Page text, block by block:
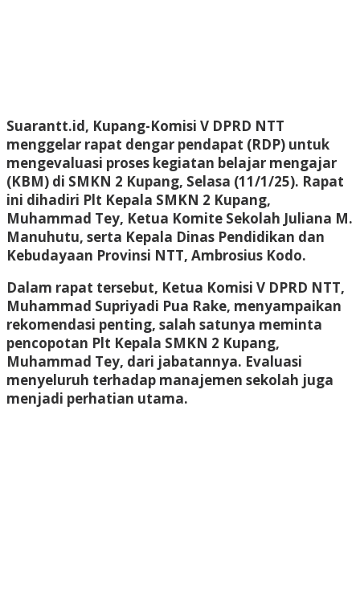
Suarantt.id, Kupang-Komisi V DPRD NTT
menggelar rapat dengar pendapat (RDP) untuk
mengevaluasi proses kegiatan belajar mengajar
(KBM) di SMKN 2 Kupang, Selasa (11/1/25). Rapat
ini dihadiri Plt Kepala SMKN 2 Kupang,
Muhammad Tey, Ketua Komite Sekolah Juliana M.
Manuhutu, serta Kepala Dinas Pendidikan dan
Kebudayaan Provinsi NTT, Ambrosius Kodo.
Dalam rapat tersebut, Ketua Komisi V DPRD NTT,
Muhammad Supriyadi Pua Rake, menyampaikan
rekomendasi penting, salah satunya meminta
pencopotan Plt Kepala SMKN 2 Kupang,
Muhammad Tey, dari jabatannya. Evaluasi
menyeluruh terhadap manajemen sekolah juga
menjadi perhatian utama.